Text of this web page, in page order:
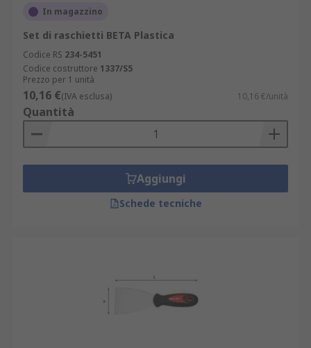
In magazzino
Set di raschietti BETA Plastica
Codice RS 234-5451
Codice costruttore 1337/S5
Prezzo per 1 unità
10,16 €(IVA esclusa) 10,16 €/unità
Quantità
Aggiungi
Schede tecniche